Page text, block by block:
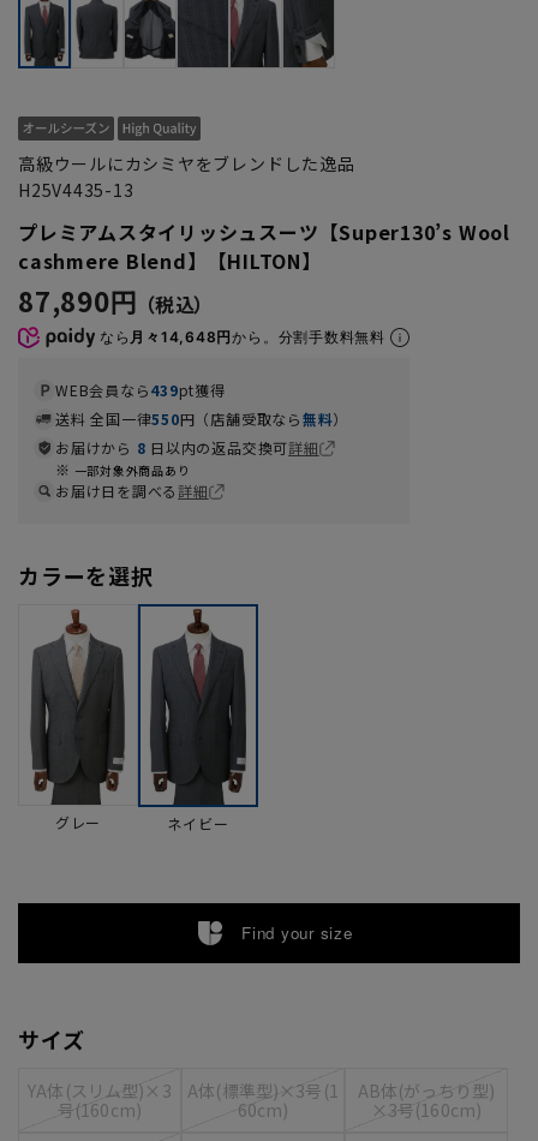
高級ウールにカシミヤをブレンドした逸品
H25V4435-13
プレミアムスタイリッシュスーツ【Super130’s Wool
cashmere Blend】【HILTON】
87,890円
なら 月々14,648円から。分割手数料無料
WEB会員なら439pt獲得
送料 全国一律550円（店舗受取なら無料）
お届けから 8 日以内の返品交換可詳細
一部対象外商品あり
お届け日を調べる詳細
カラーを選択
グレー ネイビー
Find your size
サイズ
YA体(スリム型)×3
号(160cm)
A体(標準型)×3号(1
60cm)
AB体(がっちり型)
×3号(160cm)